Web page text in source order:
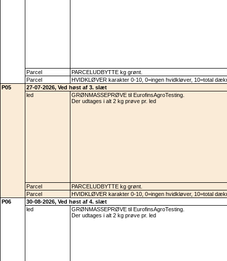
Parcel
PARCELUDBYTTE kg grønt.
Parcel
HVIDKLØVER karakter 0-10, 0=ingen hvidkløver, 10=total
P05
27-07-2026, Ved høst af 3. slæt
led
GRØNMASSEPRØVE til EurofinsAgroTesting.
Der udtages i alt 2 kg prøve pr. led
Parcel
PARCELUDBYTTE kg grønt.
Parcel
HVIDKLØVER karakter 0-10, 0=ingen hvidkløver, 10=total
P06
30-08-2026, Ved høst af 4. slæt
led
GRØNMASSEPRØVE til EurofinsAgroTesting.
Der udtages i alt 2 kg prøve pr. led